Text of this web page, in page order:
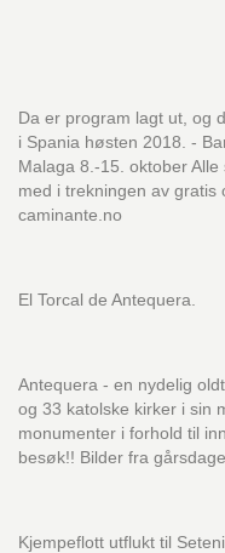
Da er program lagt ut, og
i Spania høsten 2018. -
Malaga 8.-15. oktober
med i trekningen av gratis
caminante.no
El Torcal de Antequera.
Antequera - en nydelig
og 33 katolske kirker i sin
monumenter i forhold til
besøk!! Bilder fra
Kjempeflott utflukt til